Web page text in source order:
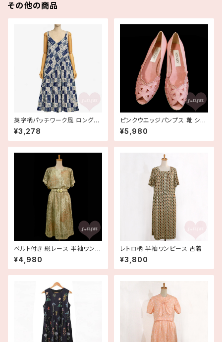
その他の商品
英字柄パッチワーク風 ロングキ
ャミワンピース アルファベット
¥3,278
ピンクウエッジパンプス 靴 シュ
ーズ 古着
¥5,980
ベルト付き 総レース 半袖ワンピ
ース 古着
¥4,980
レトロ柄 半袖ワンピース 古着
¥3,800